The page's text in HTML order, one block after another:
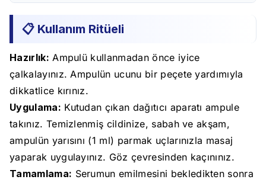
📋 Kullanım Ritüeli
Hazırlık: Ampulü kullanmadan önce iyice
çalkalayınız. Ampulün ucunu bir peçete yardımıyla
dikkatlice kırınız.
Uygulama: Kutudan çıkan dağıtıcı aparatı ampule
takınız. Temizlenmiş cildinize, sabah ve akşam,
ampulün yarısını (1 ml) parmak uçlarınızla masaj
yaparak uygulayınız. Göz çevresinden kaçınınız.
Tamamlama: Serumun emilmesini bekledikten sonra